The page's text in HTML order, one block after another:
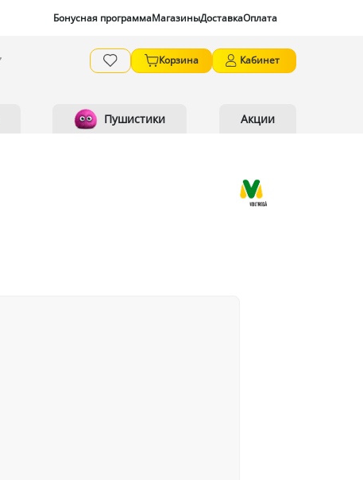
Бонусная программаМагазиныДоставкаОплата
Корзина Кабинет
Пушистики Акции